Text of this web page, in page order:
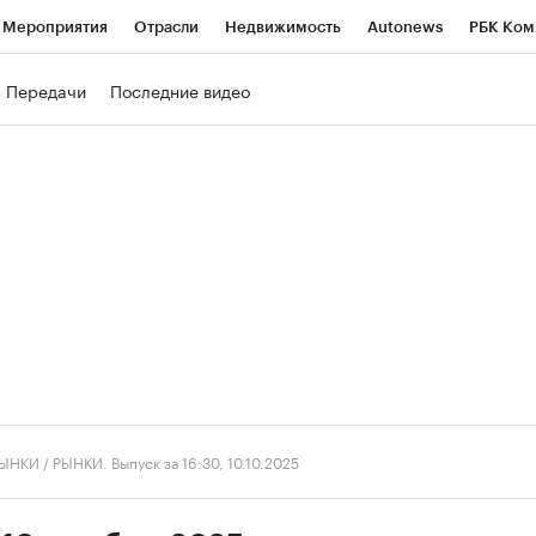
Мероприятия Отрасли Недвижимость Autonews РБК
Передачи Последние видео
/ РЫНКИ. Выпуск за 16:30, 10.10.2025